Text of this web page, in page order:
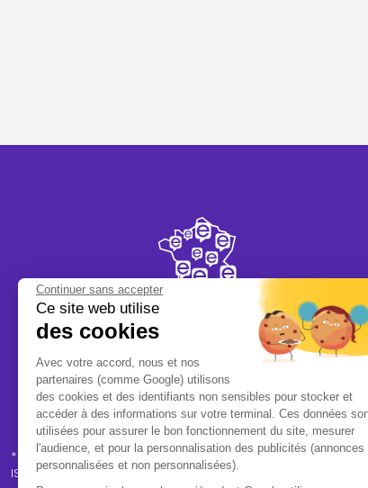
Continuer sans accepter
Ce site web utilise
des cookies
Avec votre accord, nous et nos
partenaires (comme Google) utilisons
des cookies et des identifiants non sensibles pour stocker et
accéder à des informations sur votre terminal. Ces données
utilisées pour assurer le bon fonctionnement du site, mesurer
l'audience, et pour la personnalisation des publicités (annonces
personnalisées et non personnalisées).
Plus de320
centres
partout en France
* Avis client Trustville vérifiés - Trustville est un tiers de
ISO "Avis de consommateurs en ligne" (
),